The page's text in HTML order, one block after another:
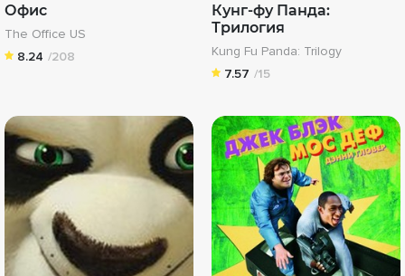
Офис
The Office US
8.24 /208
Кунг-фу Панда:
Трилогия
Kung Fu Panda: Trilogy
7.57 /15